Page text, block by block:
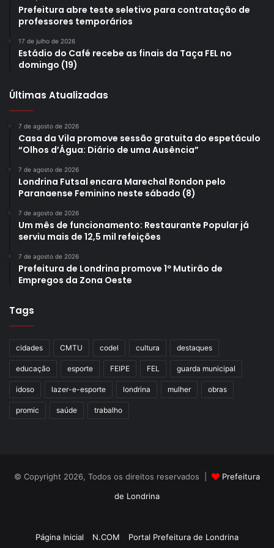
merenda
nutrição intolerância
Prefeitura abre teste seletivo para contratação de
professores temporários
17 de julho de 2026
Estádio do Café recebe as finais da Taça FEL no
domingo (19)
Últimas Atualizadas
7 de agosto de 2026
Casa da Vila promove sessão gratuita do espetáculo
“Olhos d’Água: Diário de uma Ausência”
7 de agosto de 2026
Londrina Futsal encara Marechal Rondon pelo
Paranaense Feminino neste sábado (8)
7 de agosto de 2026
Um mês de funcionamento: Restaurante Popular já
serviu mais de 12,5 mil refeições
7 de agosto de 2026
Prefeitura de Londrina promove 1º Mutirão de
Empregos da Zona Oeste
Tags
cidades CMTU codel cultura destaques
educação esporte FEIPE FEL guarda municipal
idoso lazer-e-esporte londrina mulher obras
promic saúde trabalho
© Copyright 2026, Todos os direitos reservados |
Prefeitura
de Londrina
Página Inicial N.COM Portal Prefeitura de Londrina